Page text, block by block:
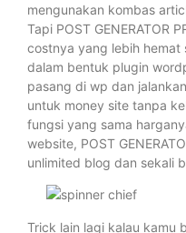
mengunakan kombas
Tapi POST GENERATOR
costnya yang lebih hemat
dalam bentuk plugin
pasang di wp dan
untuk money site tanpa
fungsi yang sama
website, POST
unlimited blog dan sekali
Trick lain lagi kalau kamu